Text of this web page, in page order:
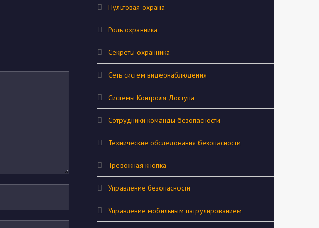
Пультовая охрана
Роль охранника
Секреты охранника
Сеть систем видеонаблюдения
Системы Контроля Доступа
Сотрудники команды безопасности
Технические обследования безопасности
Тревожная кнопка
Управление безопасности
Управление мобильным патрулированием